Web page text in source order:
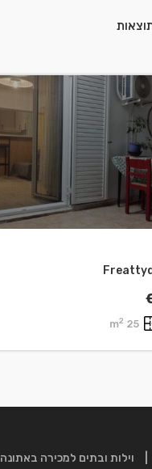
Leaflet | ©
25 m
2
וילות ובתים למכירה באתונה